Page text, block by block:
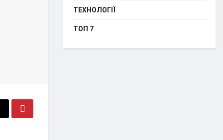
ТЕХНОЛОГІЇ
ТОП 7